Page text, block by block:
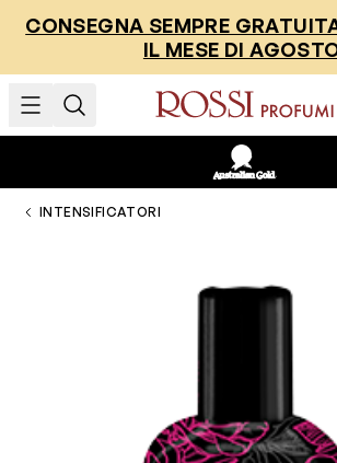
CONSEGNA SEMPRE
IL MESE DI
INTENSIFICATORI